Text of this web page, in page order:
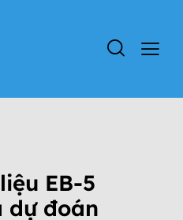
EB-5
dự đoán